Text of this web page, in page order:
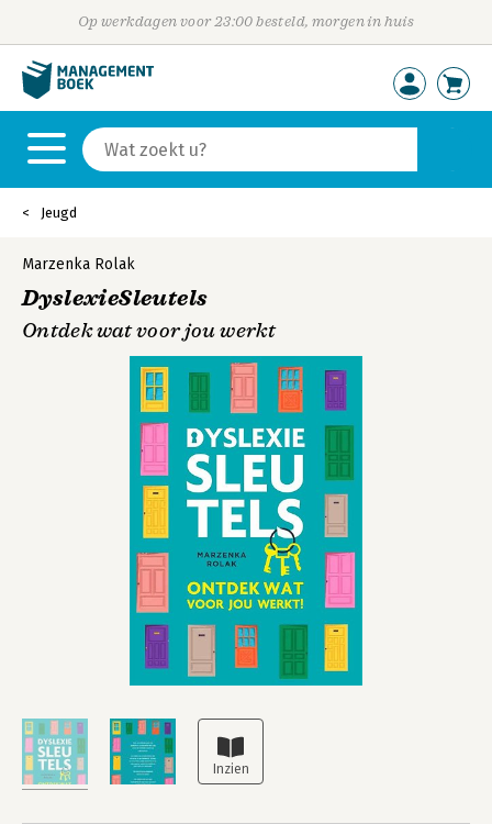
Op werkdagen voor 23:00 besteld, morgen in huis
Jeugd
Marzenka Rolak
DyslexieSleutels
Ontdek wat voor jou werkt